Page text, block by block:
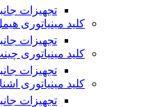
تجهیزات
کلید مینیاتوری
تجهیزات
کلید مینیاتوری
تجهیزات
کلید مینیاتوری
تجهیزات